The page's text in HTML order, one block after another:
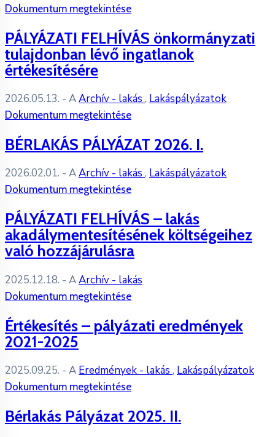
Dokumentum megtekintése
PÁLYÁZATI FELHÍVÁS önkormányzati
tulajdonban lévő ingatlanok
értékesítésére
2026.05.13. - AArchív - lakás , Lakáspályázatok
Dokumentum megtekintése
BÉRLAKÁS PÁLYÁZAT 2026. I.
2026.02.01. - AArchív - lakás , Lakáspályázatok
Dokumentum megtekintése
PÁLYÁZATI FELHÍVÁS – lakás
akadálymentesítésének költségeihez
való hozzájárulásra
2025.12.18. - AArchív - lakás
Dokumentum megtekintése
Értékesítés – pályázati eredmények
2021-2025
2025.09.25. - A Eredmények - lakás , Lakáspályázatok
Dokumentum megtekintése
Bérlakás Pályázat 2025. II.